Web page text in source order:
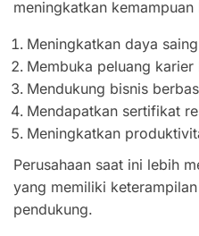
meningkatkan
Meningkatkan daya
Membuka peluang karier
Mendukung bisnis
Mendapatkan sertifikat
Meningkatkan
Perusahaan saat ini lebih
yang memiliki
pendukung.